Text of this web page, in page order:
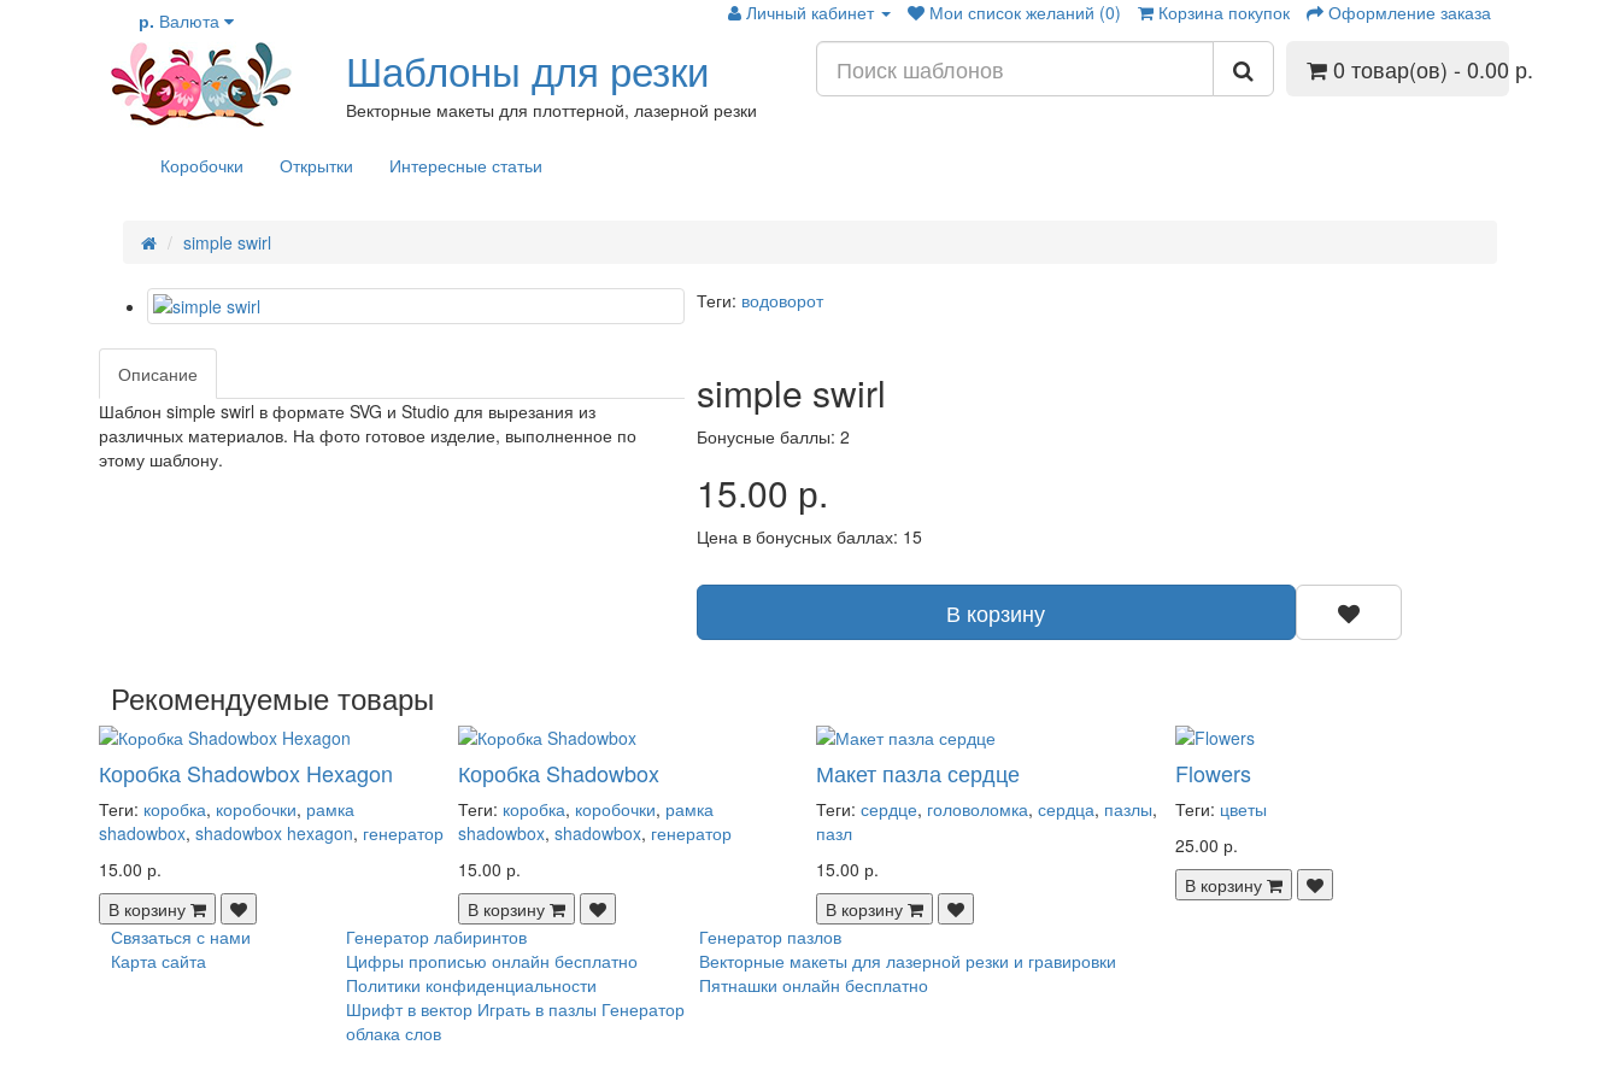
р. Валюта Личный кабинет Мои список желаний (0) Корзина покупок Оформление заказа
Шаблоны для резки
Векторные макеты для плоттерной, лазерной резки
0 товар(ов) - 0.00 р.
Коробочки Открытки Интересные статьи
simple swirl
Описание
Шаблон simple swirl в формате SVG и Studio для вырезания из
различных материалов. На фото готовое изделие, выполненное по
этому шаблону.
Теги: водоворот
simple swirl
Бонусные баллы: 2
15.00 р.
Цена в бонусных баллах: 15
В корзину
Рекомендуемые товары
Коробка Shadowbox Hexagon
Теги: коробка, коробочки, рамка
shadowbox, shadowbox hexagon, генератор
15.00 р.
В корзину
Коробка Shadowbox
Теги: коробка, коробочки, рамка
shadowbox, shadowbox, генератор
15.00 р.
В корзину
Макет пазла сердце
Теги: сердце, головоломка, сердца, пазлы,
пазл
15.00 р.
В корзину
Flowers
Теги: цветы
25.00 р.
В корзину
Связаться с нами
Карта сайта
Генератор лабиринтов
Цифры прописью онлайн бесплатно
Политики конфиденциальности
Шрифт в вектор Играть в пазлы Генератор
облака слов
Генератор пазлов
Векторные макеты для лазерной резки и гравировки
Пятнашки онлайн бесплатно